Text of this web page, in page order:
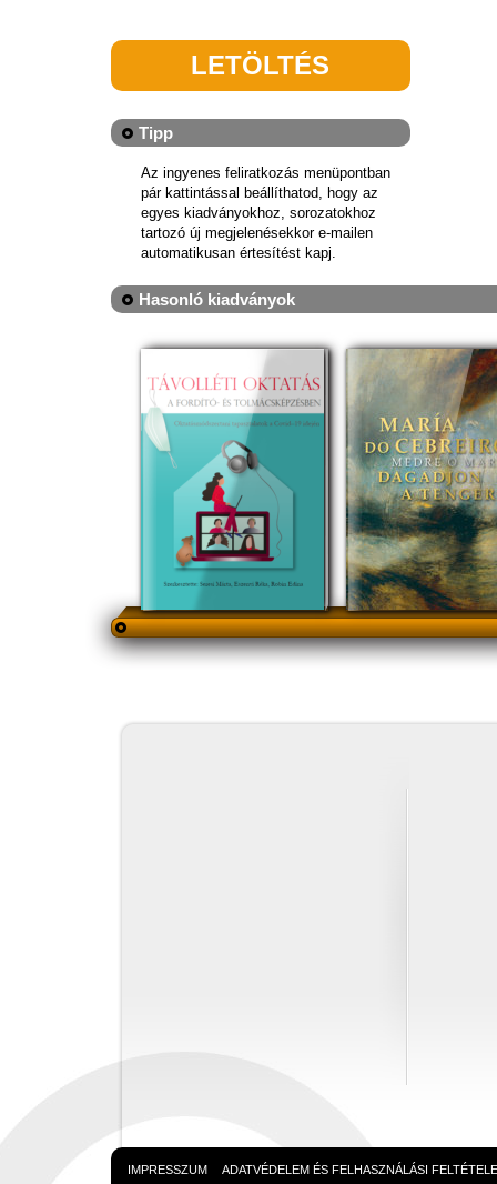
LETÖLTÉS
Tipp
Az ingyenes feliratkozás menüpontban
pár kattintással beállíthatod, hogy az
egyes kiadványokhoz, sorozatokhoz
tartozó új megjelenésekkor e-mailen
automatikusan értesítést kapj.
Hasonló kiadványok
IMPRESSZUM ADATVÉDELEM ÉS FELHASZNÁLÁSI